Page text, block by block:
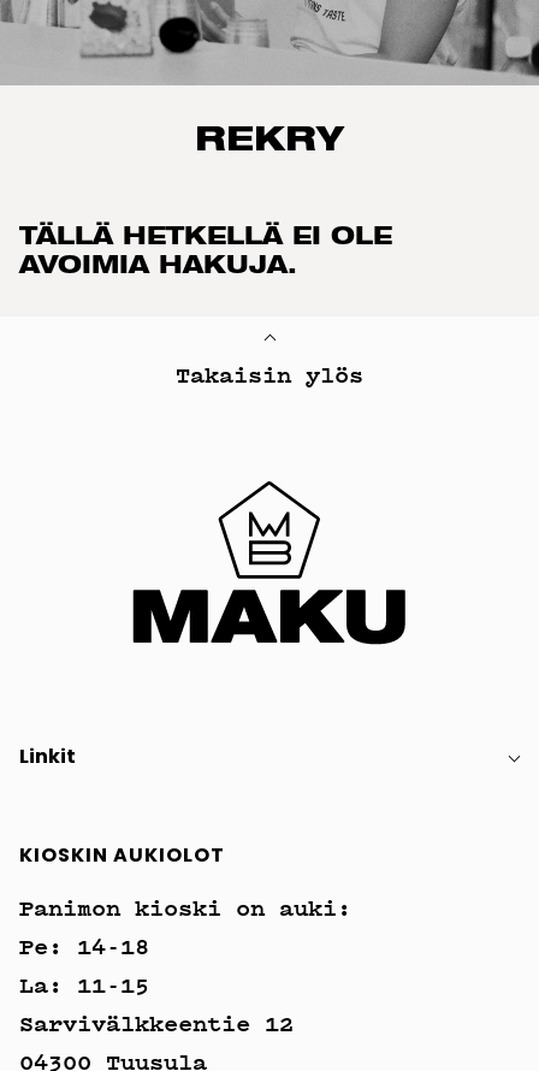
REKRY
TÄLLÄ HETKELLÄ EI OLE
AVOIMIA HAKUJA.
Takaisin ylös
Linkit
KIOSKIN AUKIOLOT
Panimon kioski on auki:
Pe: 14-18
La: 11-15
Sarvivälkkeentie 12
04300 Tuusula